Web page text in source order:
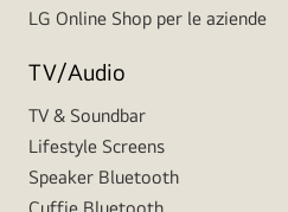
LG Online Shop per le aziende
TV/Audio
TV & Soundbar
Lifestyle Screens
Speaker Bluetooth